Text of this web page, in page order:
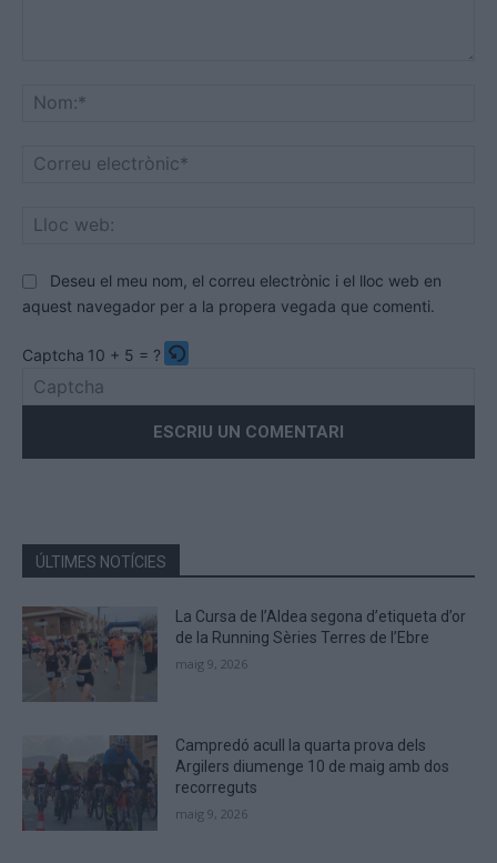
Deseu el meu nom, el correu electrònic i el lloc web en
aquest navegador per a la propera vegada que comenti.
Captcha 10 + 5 = ?
the
the
CAPTCHA
to
verify
that
you
ÚLTIMES NOTÍCIES
La Cursa de l’Aldea segona d’etiqueta d’or
de la Running Sèries Terres de l’Ebre
maig 9, 2026
Campredó acull la quarta prova dels
Argilers diumenge 10 de maig amb dos
recorreguts
maig 9, 2026